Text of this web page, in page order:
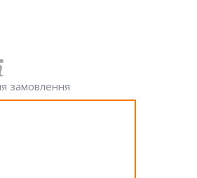
замовлення